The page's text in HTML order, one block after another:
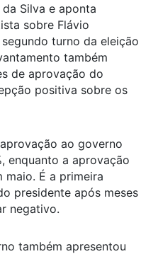
Silva e aponta
sobre Flávio
turno da eleição
também
de aprovação do
positiva sobre os
ao governo
enquanto a aprovação
maio. É a primeira
presidente após meses
negativo.
também apresentou